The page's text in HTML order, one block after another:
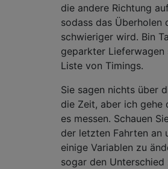
die andere Richtung
sodass das Überholen
schwieriger wird. Bin
geparkter Lieferwagen
Liste von Timings.
Sie sagen nichts über
die Zeit, aber ich gehe
es messen. Schauen
der letzten Fahrten an
einige Variablen zu
sogar den Unterschied